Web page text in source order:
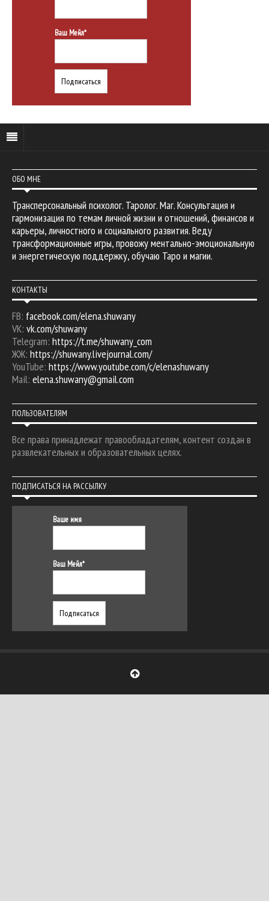
Ваш Мейл*
ОБО МНЕ
Трансперсональный психолог. Таролог. Маг. Консультация и
гармонизация по темам личной жизни и отношений, финансов и
карьеры, личностного и социального развития. Веду
трансформационные игры, провожу ментально-эмоциональную
и энергетическую поддержку, обучаю Таро и магии.
КОНТАКТЫ
FB: facebook.com/elena.shuwany
VK: vk.com/shuwany
Telegram: https://t.me/shuwany_com
ЖЖ: https://shuwany.livejournal.com/
YouTube: https://www.youtube.com/c/elenashuwany
Mail: elena.shuwany@gmail.com
ПОЛЬЗОВАТЕЛЯМ
Все права принадлежат правообладателям, контент создан в
развлекательных и образовательных целях.
ПОДПИСАТЬСЯ НА РАССЫЛКУ
Ваше имя
Ваш Мейл*